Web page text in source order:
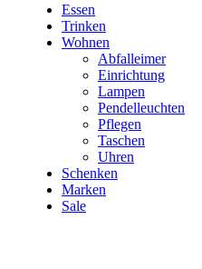
Essen
Trinken
Wohnen
Abfalleimer
Einrichtung
Lampen
Pendelleuchten
Pflegen
Taschen
Uhren
Schenken
Marken
Sale